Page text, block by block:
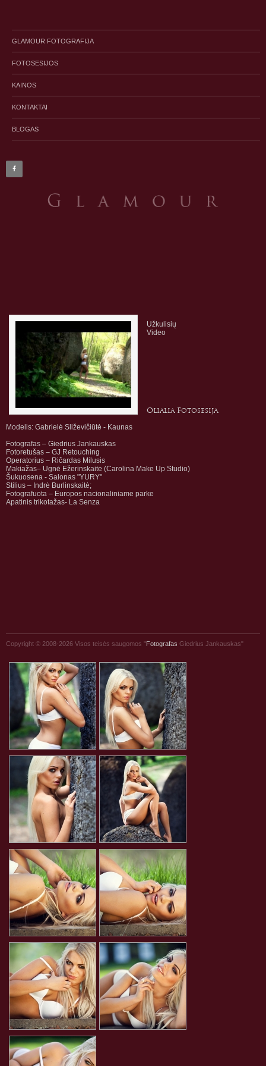
GLAMOUR FOTOGRAFIJA
FOTOSESIJOS
KAINOS
KONTAKTAI
BLOGAS
Užkulisių
Video
Olialia Fotosesija
Modelis: Gabrielė Sliževičiūtė - Kaunas
Fotografas – Giedrius Jankauskas
Fotoretušas – GJ Retouching
Operatorius – Ričardas Milusis
Makiažas– Ugnė Ežerinskaitė (Carolina Make Up Studio)
Šukuosena - Salonas "YURY"
Stilius – Indrė Burlinskaitė;
Fotografuota – Europos nacionaliniame parke
Apatinis trikotažas- La Senza
Copyright © 2008-2026 Visos teisės saugomos "Fotografas Giedrius Jankauskas"